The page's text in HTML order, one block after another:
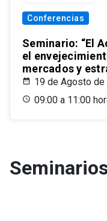
Conferencias
Seminario: “El
el
mercados y
19 de Agosto de
09:00 a 11:00